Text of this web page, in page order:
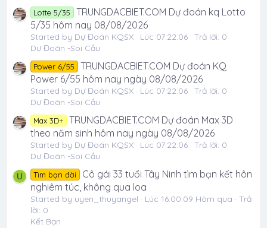
Lotte 5/35
TRUNGDACBIET.COM Dự đoán kq Lotto
5/35 hôm nay 08/08/2026
Started by Dự Đoán KQSX Lúc 07:22:06
Trả lời: 0
Dự Đoán -Soi Cầu
Power 6/55
TRUNGDACBIET.COM Dự đoán KQ
Power 6/55 hôm nay ngày 08/08/2026
Started by Dự Đoán KQSX Lúc 07:22:06
Trả lời: 0
Dự Đoán -Soi Cầu
Max 3D+
TRUNGDACBIET.COM Dự đoán Max 3D
theo năm sinh hôm nay ngày 08/08/2026
Started by Dự Đoán KQSX Lúc 07:22:06
Trả lời: 0
Dự Đoán -Soi Cầu
U Tìm bạn đời
Cô gái 33 tuổi Tây Ninh tìm bạn kết hôn
nghiêm túc, không qua loa
Started by uyen_thuyangel Lúc 16:00:09 Hôm qua
Trả
lời: 0
Kết Bạn